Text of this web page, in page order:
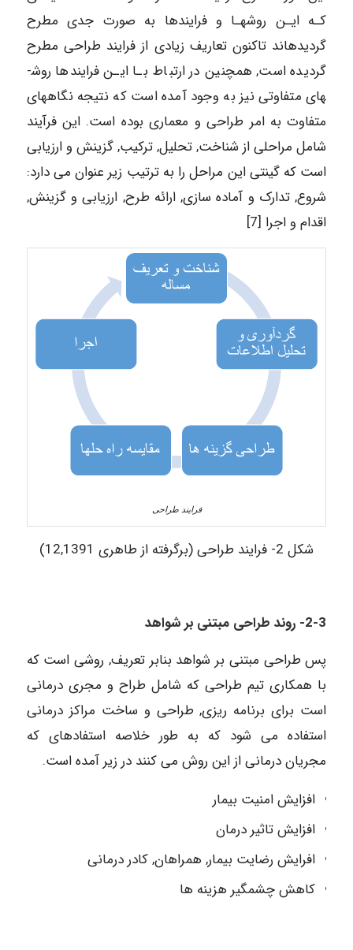
کـه ایـن روش­هـا و فرایندها به صورت جدی مطرح
گردیده­اند تاکنون تعاریف زیادی از فرایند طراحی مطرح
گردیده است, همچنین در ارتباط بـا ایـن فرایندها روش­
های متفاوتی نیز به وجود آمده است که نتیجه نگاه­های
متفاوت به امر طراحی و معماری بوده است. این فرآیند
شامل مراحلی از شناخت, تحلیل, ترکیب, گزینش و ارزیابی
است که گینتی این مراحل را به ترتیب زیر عنوان می دارد:
شروع, تدارک و آماده سازی, ارائه طرح, ارزیابی و گزینش,
اقدام و اجرا [7]
فرایند طراحی
شکل 2- فرایند طراحی (برگرفته از طاهری 12,1391)
2-3- روند
طراحی مبتنی بر شواهد
پس طراحی مبتنی بر شواهد بنابر تعریف, روشی است که
با همکاری تیم طراحی که شامل طراح و مجری درمانی
است برای برنامه ریزی, طراحی و ساخت مراکز درمانی
استفاده می شود که به طور خلاصه استفاده­ای که
مجریان درمانی از این روش می کنند در زیر آمده است.
افزایش امنیت بیمار
افزایش تاثیر درمان
افرایش رضایت بیمار, همراهان, کادر درمانی
کاهش چشمگیر هزینه ­ها